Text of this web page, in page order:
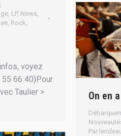
,
, LP, News,
, Rock,
voyez
66 40)Pour
Taulier >
On en
Par